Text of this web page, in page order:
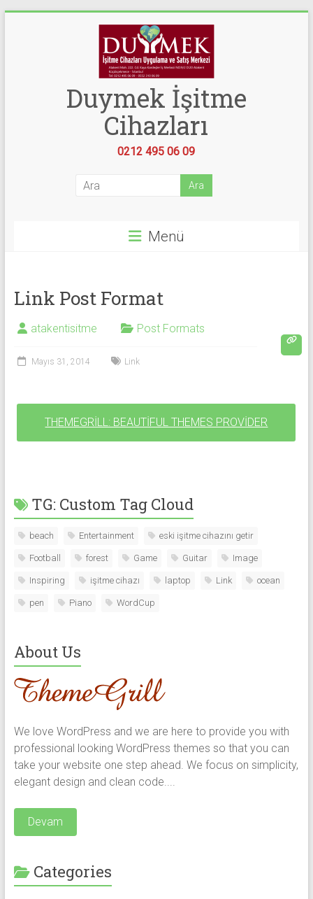
Duymek İşitme
Cihazları
0212 495 06 09
Menü
Link Post Format
atakentisitme Post Formats
Mayıs 31, 2014 Link
THEMEGRILL: BEAUTIFUL THEMES PROVIDER
TG: Custom Tag Cloud
beach Entertainment eski işitme cihazını getir
Football forest Game Guitar Image
Inspiring işitme cihazı laptop Link ocean
pen Piano WordCup
About Us
We love WordPress and we are here to provide you with
professional looking WordPress themes so that you can
take your website one step ahead. We focus on simplicity,
elegant design and clean code....
Devam
Categories